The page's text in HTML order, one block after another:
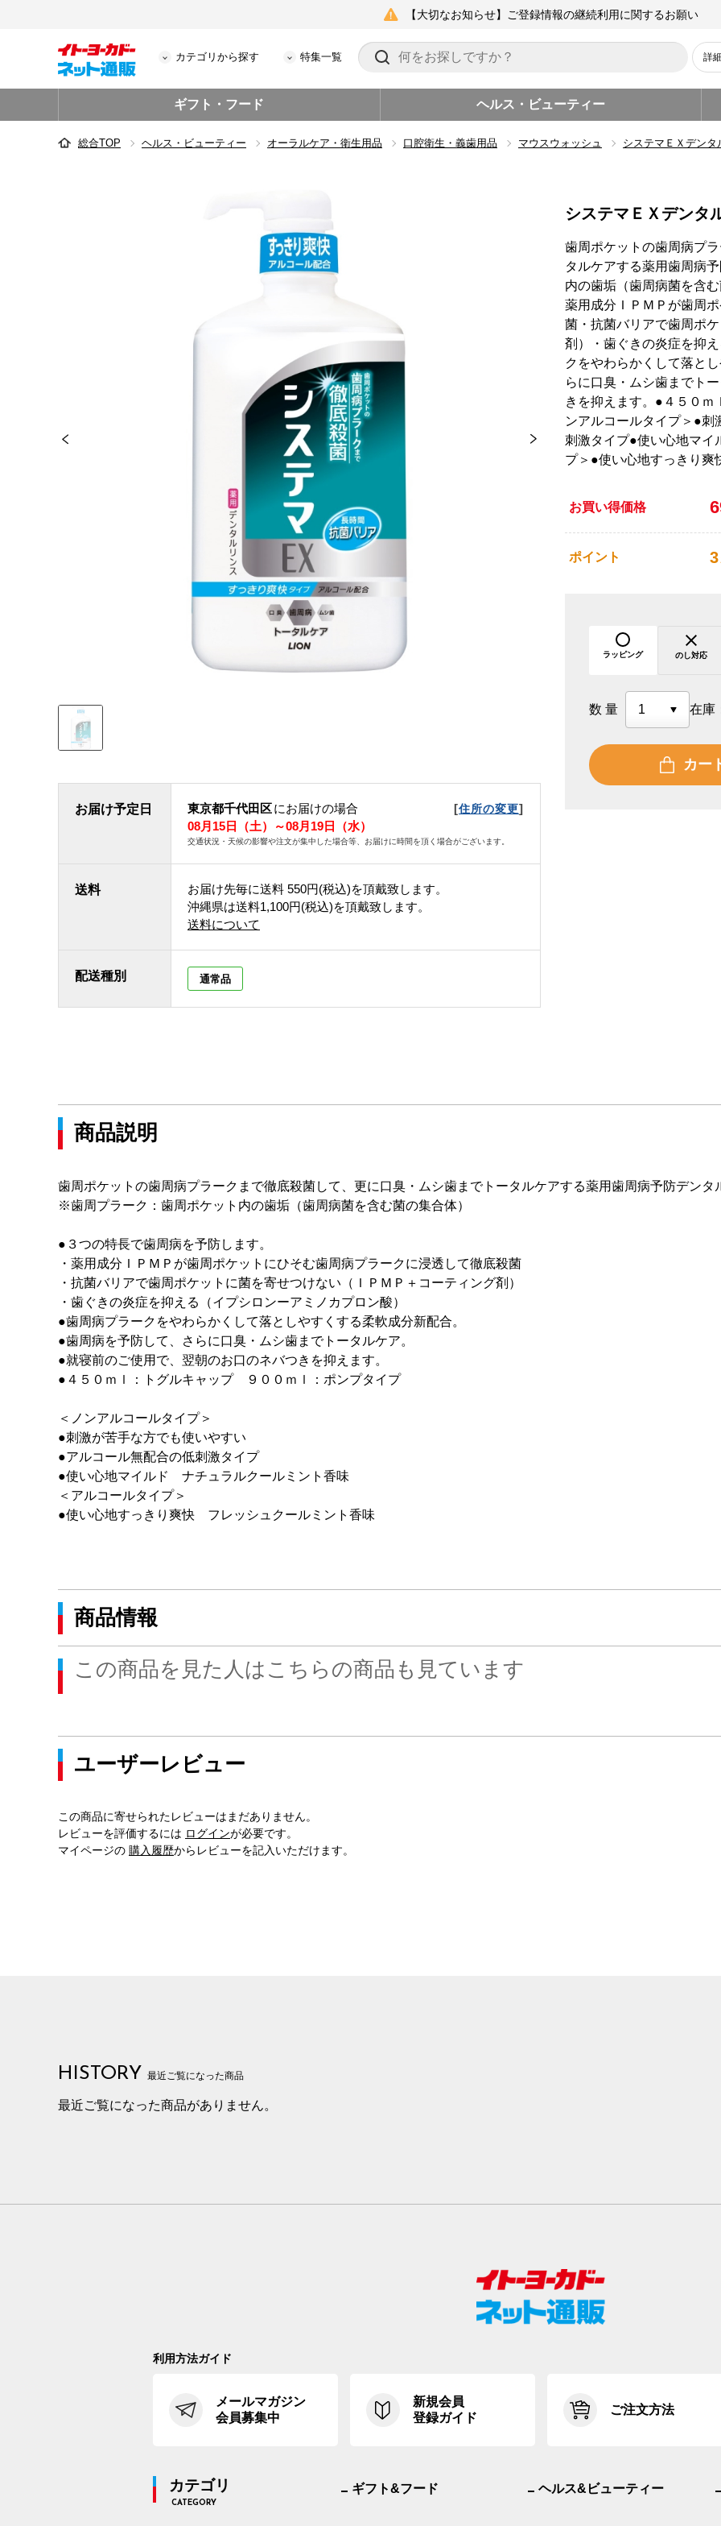
【大切なお知らせ】ご登録情報の継続利用に関するお願い
カテゴリから探す 特集一覧 詳
ギフト・フード ヘルス・ビューティー
総合TOP ヘルス・ビューティー オーラルケア・衛生用品 口腔衛生・義歯用品 マウスウォッシュ システマＥＸデンタ
お届け予定日 東京都千代田区にお届けの場合 [住所の変更]
08月15日（土）～08月19日（水）
交通状況・天候の影響や注文が集中した場合等、お届けに時間を頂く場合がございます。
送料 お届け先毎に送料 550円(税込)を頂戴致します。
沖縄県は送料1,100円(税込)を頂戴致します。
送料について
配送種別 通常品
システマＥＸデンタ
歯周ポケットの歯周病プ
タルケアする薬用歯周病
内の歯垢（歯周病菌を含
薬用成分ＩＰＭＰが歯周
菌・抗菌バリアで歯周ポ
剤）・歯ぐきの炎症を抑
クをやわらかくして落と
らに口臭・ムシ歯までト
きを抑えます。●４５０
ンアルコールタイプ＞●刺
刺激タイプ●使い心地マ
プ＞●使い心地すっきり
お買い得価格
ポイント 3
ラッピング のし対応
数量 在庫
カー
商品説明
歯周ポケットの歯周病プラークまで徹底殺菌して、更に口臭・ムシ歯までトータルケアする薬用歯周病予防デンタ
※歯周プラーク：歯周ポケット内の歯垢（歯周病菌を含む菌の集合体）
●３つの特長で歯周病を予防します。
・薬用成分ＩＰＭＰが歯周ポケットにひそむ歯周病プラークに浸透して徹底殺菌
・抗菌バリアで歯周ポケットに菌を寄せつけない（ＩＰＭＰ＋コーティング剤）
・歯ぐきの炎症を抑える（イプシロンーアミノカプロン酸）
●歯周病プラークをやわらかくして落としやすくする柔軟成分新配合。
●歯周病を予防して、さらに口臭・ムシ歯までトータルケア。
●就寝前のご使用で、翌朝のお口のネバつきを抑えます。
●４５０ｍｌ：トグルキャップ ９００ｍｌ：ポンプタイプ
＜ノンアルコールタイプ＞
●刺激が苦手な方でも使いやすい
●アルコール無配合の低刺激タイプ
●使い心地マイルド ナチュラルクールミント香味
＜アルコールタイプ＞
●使い心地すっきり爽快 フレッシュクールミント香味
商品情報
この商品を見た人はこちらの商品も見ています
ユーザーレビュー
この商品に寄せられたレビューはまだありません。
レビューを評価するには ログインが必要です。
マイページの 購入履歴からレビューを記入いただけます。
HISTORY 最近ご覧になった商品
最近ご覧になった商品がありません。
利用方法ガイド
メールマガジン
会員募集中
新規会員
登録ガイド
ご注文方法
カテゴリ
CATEGORY
ギフト&フード ヘルス&ビューティー